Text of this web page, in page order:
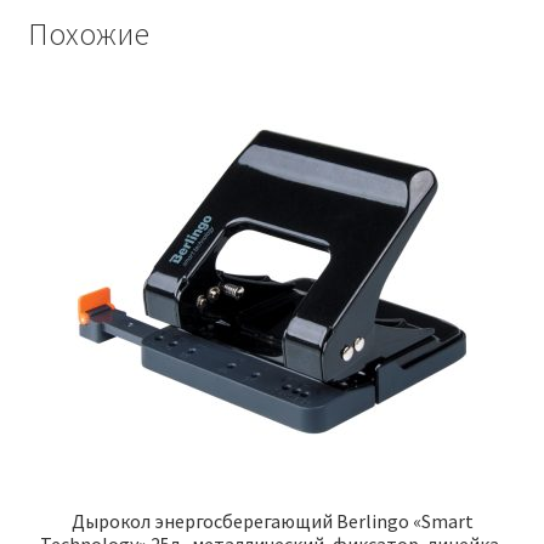
Похожие
Дырокол энергосберегающий Berlingo «Smart